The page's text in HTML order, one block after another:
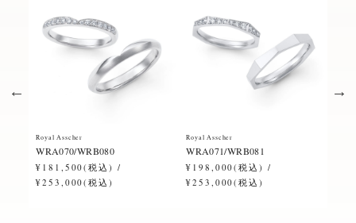
Royal Asscher
WRA070/WRB080
¥181,500(税込) /
¥253,000(税込)
Royal Asscher
WRA071/WRB081
¥198,000(税込) /
¥253,000(税込)